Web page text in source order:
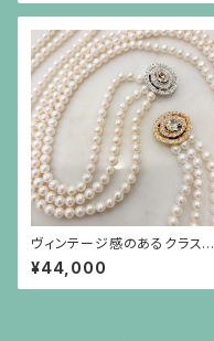
ヴィンテージ感のあるクラスプ
のパール3連ネックレス
¥44,000